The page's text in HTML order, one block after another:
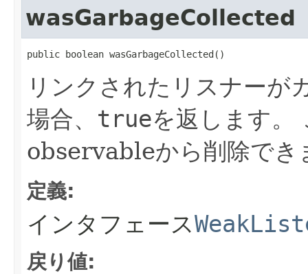
wasGarbageCollected
public boolean wasGarbageCollected()
リンクされたリスナーが
場合、 trueを返します。
observableから削除でき
定義:
インタフェース
戻り値: